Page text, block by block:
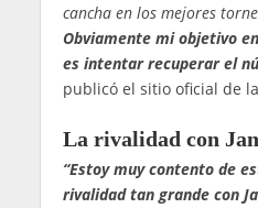
cancha en los mejores
Obviamente mi objetivo
es intentar recuperar el
publicó el sitio oficial de la
La rivalidad con
“Estoy muy contento de
rivalidad tan grande con